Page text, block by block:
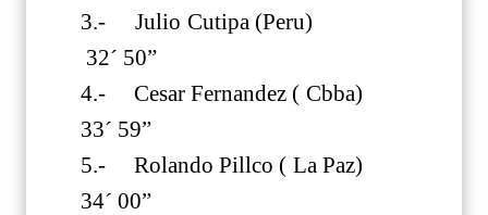
3.- Julio Cutipa (Peru)
32´ 50”
4.- Cesar Fernandez ( Cbba)
33´ 59”
5.- Rolando Pillco ( La Paz)
34´ 00”